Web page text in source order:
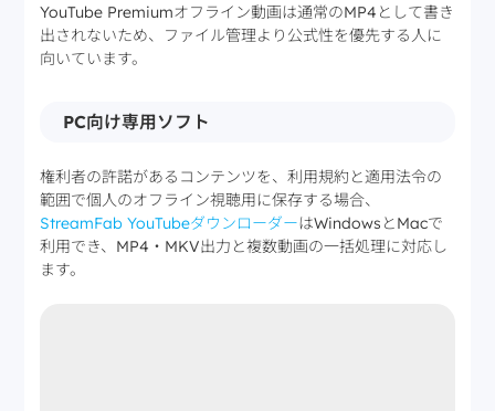
YouTube Premiumオフライン動画は通常のMP4として書き
出されないため、ファイル管理より公式性を優先する人に
向いています。
PC向け専用ソフト
権利者の許諾があるコンテンツを、利用規約と適用法令の
範囲で個人のオフライン視聴用に保存する場合、
StreamFab YouTubeダウンローダーはWindowsとMacで
利用でき、MP4・MKV出力と複数動画の一括処理に対応し
ます。